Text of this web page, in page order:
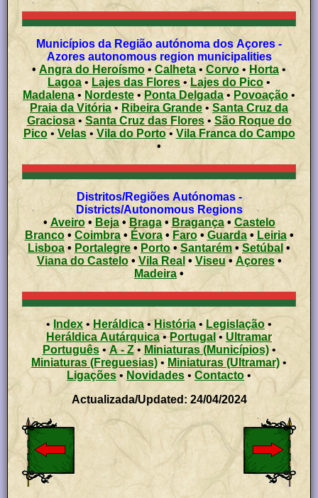
Municípios da Região autónoma dos Açores -
Azores autonomous region municipalities
• Angra do Heroísmo • Calheta • Corvo • Horta •
Lagoa • Lajes das Flores•Lajes do Pico •
Madalena • Nordeste•Ponta Delgada • Povoação •
Praia da Vitória • Ribeira Grande • Santa Cruz da
Graciosa• Santa Cruz das Flores• São Roque do
Pico• Velas• Vila do Porto• Vila Franca do Campo
•
Distritos/Regiões Autónomas -
Districts/Autonomous Regions
• Aveiro• Beja• Braga•Bragança• Castelo
Branco• Coimbra• Évora• Faro• Guarda• Leiria•
Lisboa • Portalegre • Porto• Santarém •Setúbal •
Viana do Castelo•Vila Real • Viseu •Açores •
Madeira •
• Index • Heráldica•História • Legislação •
Heráldica Autárquica•Portugal • Ultramar
Português• A - Z• Miniaturas (Municípios)•
Miniaturas (Freguesias) • Miniaturas (Ultramar) •
Ligações • Novidades • Contacto •
Actualizada/Updated: 24/04/2024